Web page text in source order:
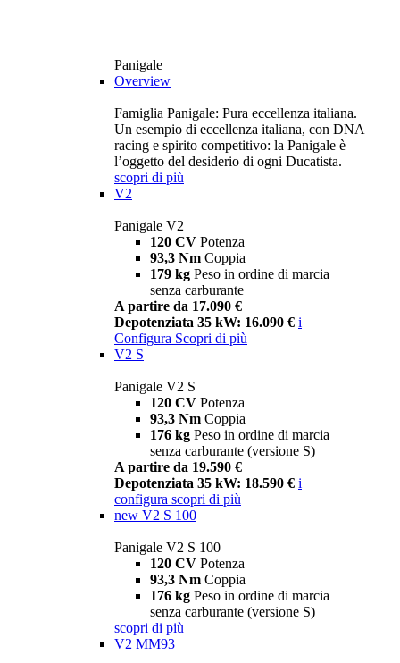
Panigale
Overview
Famiglia Panigale: Pura eccellenza italiana.
Un esempio di eccellenza italiana, con DNA
racing e spirito competitivo: la Panigale è
l’oggetto del desiderio di ogni Ducatista.
scopri di più
V2
Panigale V2
120 CV Potenza
93,3 Nm Coppia
179 kg Peso in ordine di marcia
senza carburante
A partire da 17.090 €
Depotenziata 35 kW: 16.090 € i
Configura Scopri di più
V2 S
Panigale V2 S
120 CV Potenza
93,3 Nm Coppia
176 kg Peso in ordine di marcia
senza carburante (versione S)
A partire da 19.590 €
Depotenziata 35 kW: 18.590 € i
configura scopri di più
new V2 S 100
Panigale V2 S 100
120 CV Potenza
93,3 Nm Coppia
176 kg Peso in ordine di marcia
senza carburante (versione S)
scopri di più
V2 MM93